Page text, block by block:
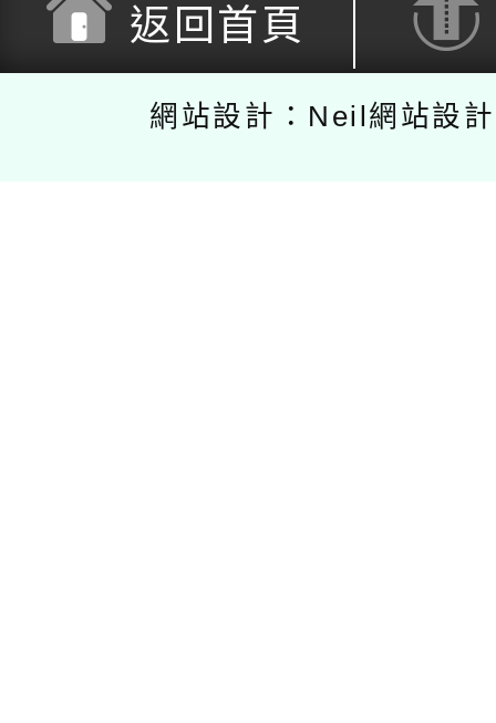
返回首頁
網站設計：Neil網站設